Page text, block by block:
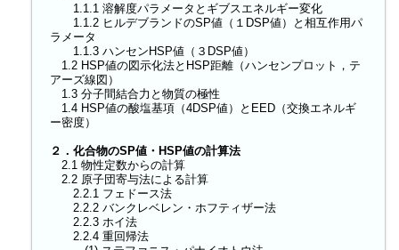
1.1.1 溶解度パラメータとギブスエネルギー変化
1.1.2 ヒルデブランドのSP値（１DSP値）と相互作用パ
ラメータ
1.1.3 ハンセンHSP値（３DSP値）
1.2 HSP値の図示化法とHSP距離（ハンセンプロット，テ
アーズ線図）
1.3 分子間結合力と物質の極性
1.4 HSP値の酸塩基項（4DSP値）とEED（交換エネルギ
ー密度）
２．化合物のSP値・HSP値の計算法
2.1 物性定数からの計算
2.2 原子団寄与法による計算
2.2.1 フェドース法
2.2.2 バンクレベレン・ホフティザー法
2.2.3 ホイ法
2.2.4 重回帰法